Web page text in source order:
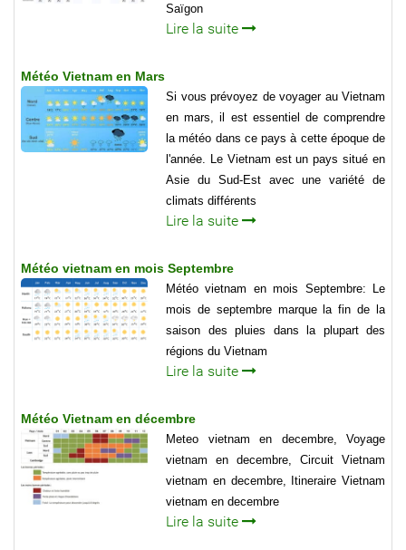
Saïgon
Lire la suite
Météo Vietnam en Mars
Si vous prévoyez de voyager au Vietnam
en mars, il est essentiel de comprendre
la météo dans ce pays à cette époque de
l'année. Le Vietnam est un pays situé en
Asie du Sud-Est avec une variété de
climats différents
Lire la suite
Météo vietnam en mois Septembre
Météo vietnam en mois Septembre: Le
mois de septembre marque la fin de la
saison des pluies dans la plupart des
régions du Vietnam
Lire la suite
Météo Vietnam en décembre
Meteo vietnam en decembre, Voyage
vietnam en decembre, Circuit Vietnam
vietnam en decembre, Itineraire Vietnam
vietnam en decembre
Lire la suite